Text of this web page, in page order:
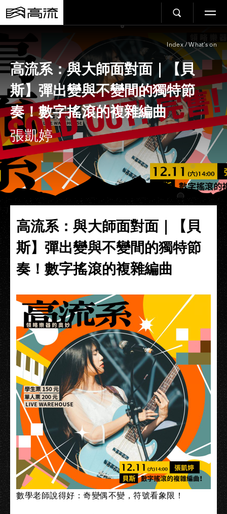
Index / What’s on
高流系：與大師面對面｜【貝
斯】彈出變與不變間的獨特節
奏！數字搖滾的複雜編曲​
張凱婷
高流系：與大師面對面｜【貝
斯】彈出變與不變間的獨特節
奏！數字搖滾的複雜編曲​
數學老師說得好：奇變偶不變，符號看象限！​